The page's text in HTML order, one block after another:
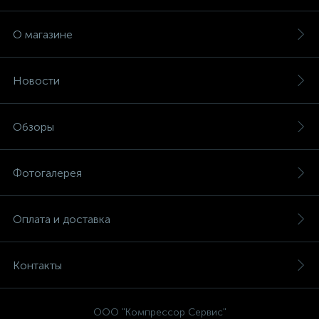
О магазине
Новости
Обзоры
Фотогалерея
Оплата и доставка
Контакты
ООО "Компрессор Сервис"